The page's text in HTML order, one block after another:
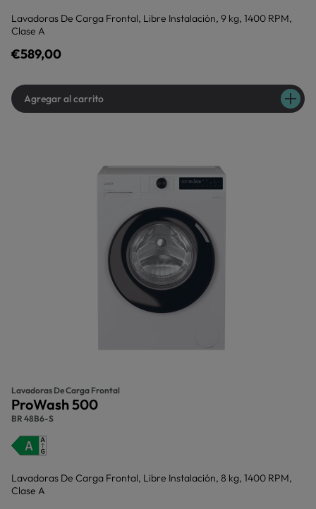
Lavadoras De Carga Frontal, Libre Instalación, 9 kg, 1400 RPM,
Clase A
€589,00
Agregar al carrito
Lavadoras De Carga Frontal
ProWash 500
BR 48B6-S
Lavadoras De Carga Frontal, Libre Instalación, 8 kg, 1400 RPM,
Clase A